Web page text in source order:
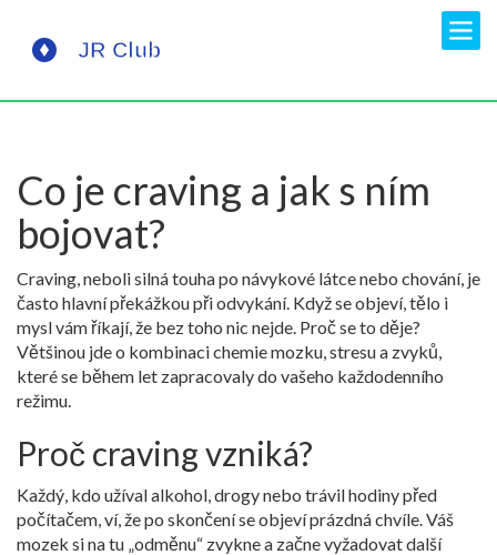
Co je craving a jak s ním
bojovat?
Craving, neboli silná touha po návykové látce nebo chování, je
často hlavní překážkou při odvykání. Když se objeví, tělo i
mysl vám říkají, že bez toho nic nejde. Proč se to děje?
Většinou jde o kombinaci chemie mozku, stresu a zvyků,
které se během let zapracovaly do vašeho každodenního
režimu.
Proč craving vzniká?
Každý, kdo užíval alkohol, drogy nebo trávil hodiny před
počítačem, ví, že po skončení se objeví prázdná chvíle. Váš
mozek si na tu „odměnu“ zvykne a začne vyžadovat další